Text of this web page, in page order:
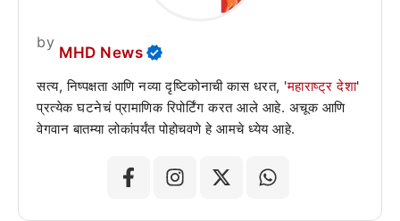
by
MHD News
सत्य, निष्पक्षता आणि नव्या दृष्टिकोनाची कास धरत, 'महाराष्ट्र देशा'
प्रत्येक घटनेचं प्रामाणिक रिपोर्टिंग करत आले आहे. अचूक आणि
वेगवान बातम्या लोकांपर्यंत पोहोचवणे हे आमचे ध्येय आहे.